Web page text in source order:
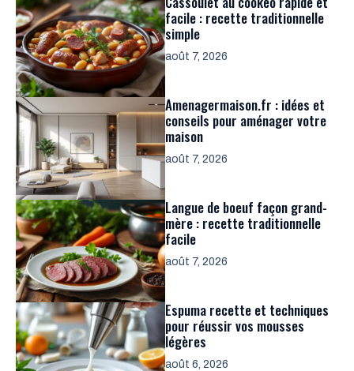
facile : recette traditionnelle
simple
août 7, 2026
Amenagermaison.fr : idées et
conseils pour aménager votre
maison
août 7, 2026
Langue de boeuf façon grand-
mère : recette traditionnelle
facile
août 7, 2026
Espuma recette et techniques
pour réussir vos mousses
légères
août 6, 2026